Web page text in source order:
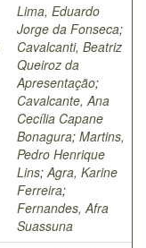
Lima, Eduardo
Jorge da Fonseca;
Cavalcanti, Beatriz
Queiroz da
Apresentação;
Cavalcante, Ana
Cecília Capane
Bonagura; Martins,
Pedro Henrique
Lins; Agra, Karine
Ferreira;
Fernandes, Afra
Suassuna